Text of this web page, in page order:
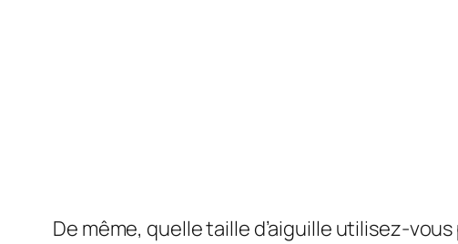
De même, quelle taille d’aiguille utilisez-